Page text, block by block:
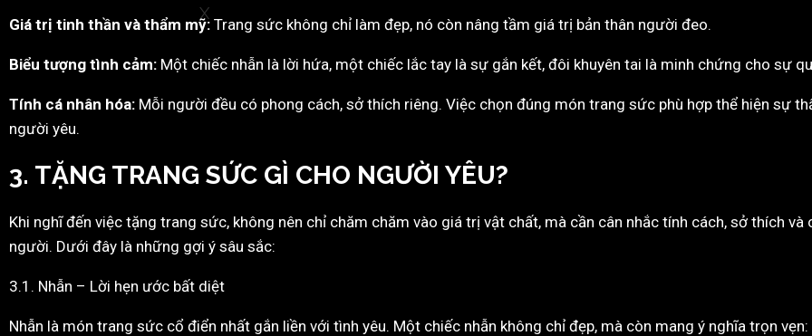
X
Giá trị tinh thần và thẩm mỹ: Trang sức không chỉ làm đẹp, nó còn nâng tầm giá trị bản thân người đeo.
Biểu tượng tình cảm: Một chiếc nhẫn là lời hứa, một chiếc lắc tay là sự gắn kết, đôi khuyên tai là minh chứng cho sự
Tính cá nhân hóa: Mỗi người đều có phong cách, sở thích riêng. Việc chọn đúng món trang sức phù hợp thể hiện sự
người yêu.
3. TẶNG TRANG SỨC GÌ CHO NGƯỜI YÊU?
Khi nghĩ đến việc tặng trang sức, không nên chỉ chăm chăm vào giá trị vật chất, mà cần cân nhắc tính cách, sở thích và
người. Dưới đây là những gợi ý sâu sắc:
3.1. Nhẫn – Lời hẹn ước bất diệt
Nhẫn là món trang sức cổ điển nhất gắn liền với tình yêu. Một chiếc nhẫn không chỉ đẹp, mà còn mang ý nghĩa trọn